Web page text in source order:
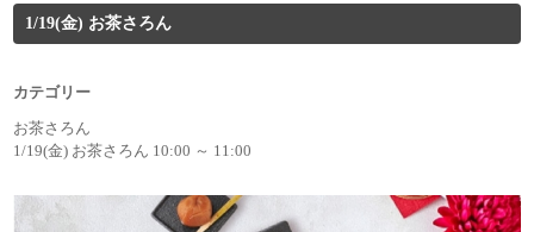
1/19(金) お茶さろん
カテゴリー
お茶さろん
1/19(金) お茶さろん 10:00 ～ 11:00